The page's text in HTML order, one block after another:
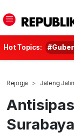
Hot Topics:
Rejogja Jateng